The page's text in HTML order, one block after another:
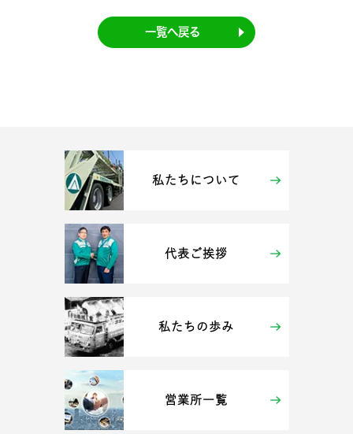
一覧へ戻る
私たちについて
代表ご挨拶
私たちの歩み
営業所一覧